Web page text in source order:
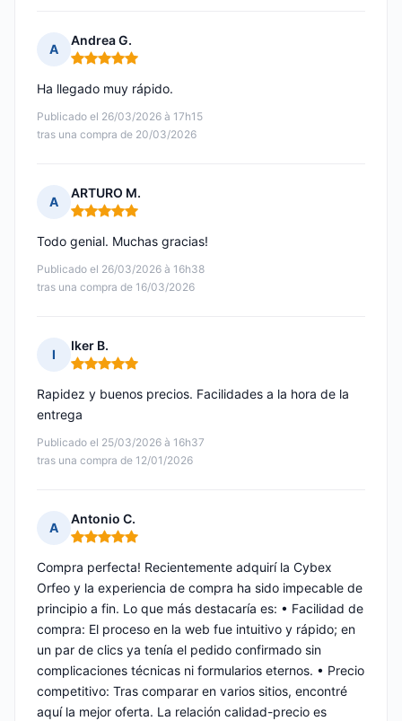
A
Andrea G.
Nota: 5 de 5
Publicado el 26/03/2026 à 17h15
tras una compra de 20/03/2026
Ha llegado muy rápido.
A
ARTURO M.
Nota: 5 de 5
Publicado el 26/03/2026 à 16h38
tras una compra de 16/03/2026
Todo genial. Muchas gracias!
I
Iker B.
Nota: 5 de 5
Publicado el 25/03/2026 à 16h37
tras una compra de 12/01/2026
Rapidez y buenos precios. Facilidades a la hora de la
entrega
A
Antonio C.
Nota: 5 de 5
Compra perfecta! Recientemente adquirí la Cybex
Orfeo y la experiencia de compra ha sido impecable de
principio a fin. Lo que más destacaría es: • Facilidad de
compra: El proceso en la web fue intuitivo y rápido; en
un par de clics ya tenía el pedido confirmado sin
complicaciones técnicas ni formularios eternos. • Precio
competitivo: Tras comparar en varios sitios, encontré
aquí la mejor oferta. La relación calidad-precio es